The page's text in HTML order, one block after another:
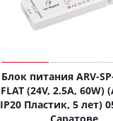
Блок питания ARV-
FLAT (24V, 2.5A, 60W)
IP20 Пластик, 5 лет)